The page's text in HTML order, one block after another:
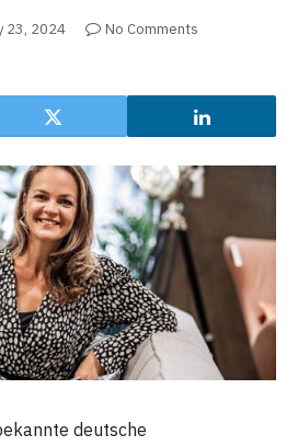
23, 2024
No Comments
deutsche